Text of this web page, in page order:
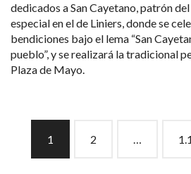
dedicados a San Cayetano, patrón
especial en el de Liniers, donde se
bendiciones bajo el lema “San
pueblo”, y se realizará la tradicional
Plaza de Mayo.
Posts
navigation
1 2 …